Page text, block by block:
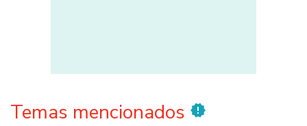
Temas mencionados new_releases